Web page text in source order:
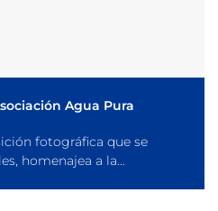
Agua Pura
fotográfica que se
homenajea a la...